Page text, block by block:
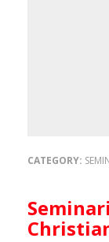
CATEGORY:
Seminario de Investigación III –